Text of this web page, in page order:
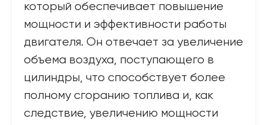
который обеспечивает повышение
мощности и эффективности работы
двигателя. Он отвечает за увеличение
объема воздуха, поступающего в
цилиндры, что способствует более
полному сгоранию топлива и, как
следствие, увеличению мощности